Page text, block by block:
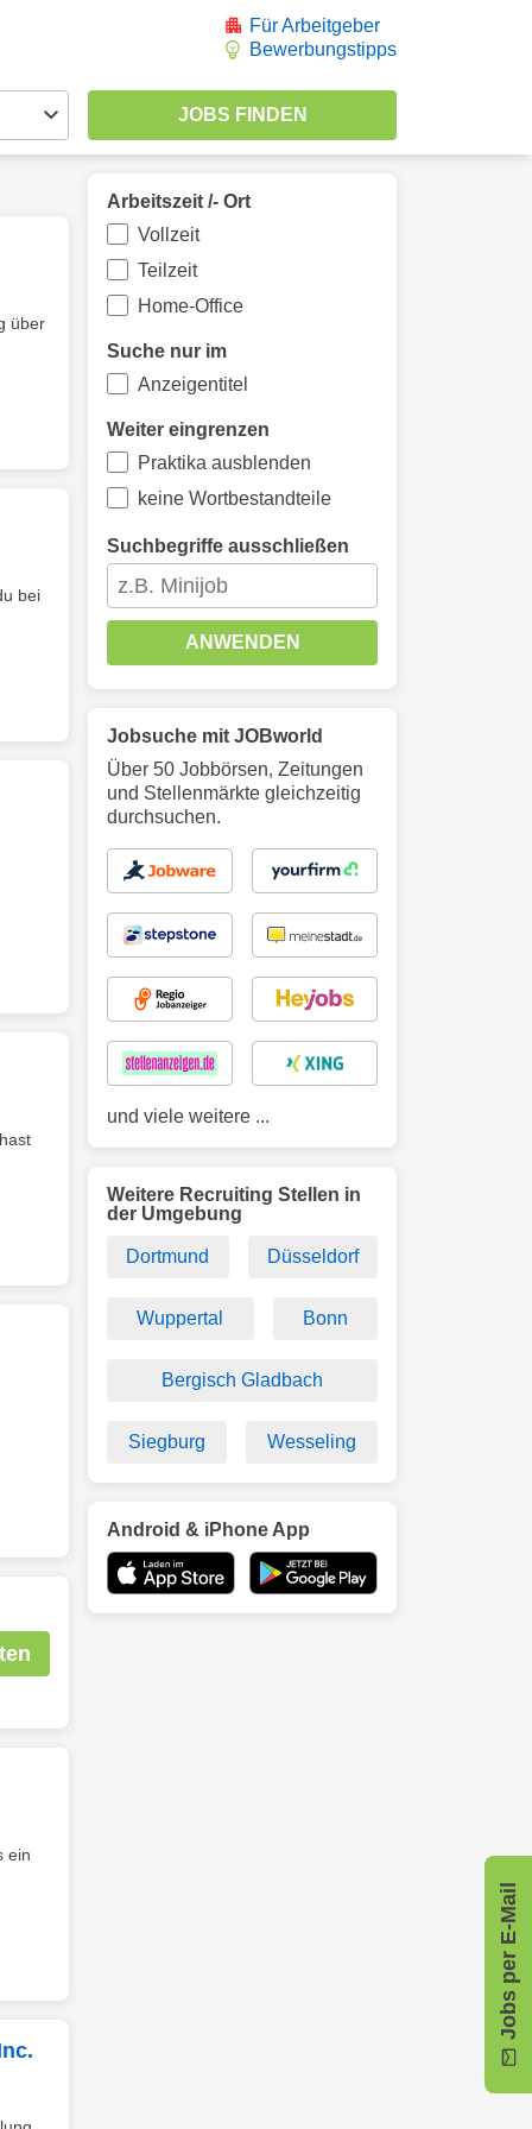
Für Arbeitgeber
Bewerbungstipps
über
bei
ein
Jobs per E-Mail
Arbeitszeit /- Ort
Vollzeit
Teilzeit
Home-Office
Suche nur im
Anzeigentitel
Weiter eingrenzen
Praktika ausblenden
keine Wortbestandteile
Suchbegriffe ausschließen
ANWENDEN
Jobsuche mit JOBworld
Über 50 Jobbörsen, Zeitungen
und Stellenmärkte gleichzeitig
durchsuchen.
und viele weitere ...
Weitere Recruiting Stellen in
der Umgebung
Dortmund Düsseldorf
Wuppertal Bonn
Bergisch Gladbach
Siegburg Wesseling
Android & iPhone App